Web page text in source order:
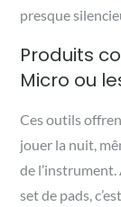
presque
Produits
Micro ou
Ces outils
jouer la nuit,
de
set de pads,